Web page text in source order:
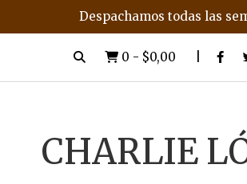
Despachamos todas las
0 - $0,00
CHARLIE